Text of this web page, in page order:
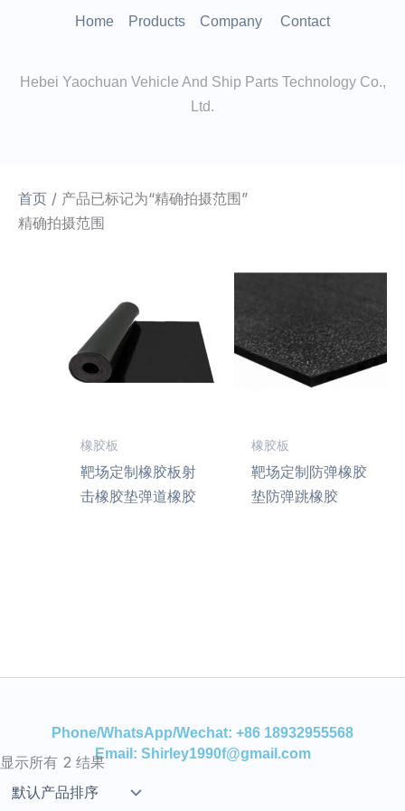
Home Products Company Contact
Hebei Yaochuan Vehicle And Ship Parts Technology Co.,
Ltd.
首页 / 产品已标记为“精确拍摄范围”
精确拍摄范围
显示所有 2 结果
橡胶板
靶场定制橡胶板射
击橡胶垫弹道橡胶
橡胶板
靶场定制防弹橡胶
垫防弹跳橡胶
Phone/WhatsApp/Wechat: +86 18932955568
Email: Shirley1990f@gmail.com